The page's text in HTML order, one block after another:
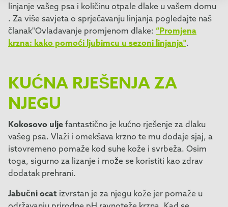
linjanje vašeg psa i količinu otpale dlake u vašem domu
. Za više savjeta o sprječavanju linjanja pogledajte naš
članak"Ovladavanje promjenom dlake: “Promjena
krzna: kako pomoći ljubimcu u sezoni linjanja".
KUĆNA RJEŠENJA ZA
NJEGU
Kokosovo ulje fantastično je kućno rješenje za dlaku
vašeg psa. Vlaži i omekšava krzno te mu dodaje sjaj, a
istovremeno pomaže kod suhe kože i svrbeža. Osim
toga, sigurno za lizanje i može se koristiti kao zdrav
dodatak prehrani.
Jabučni ocat izvrstan je za njegu kože jer pomaže u